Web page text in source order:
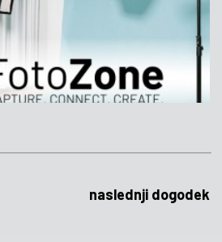
naslednji dogodek